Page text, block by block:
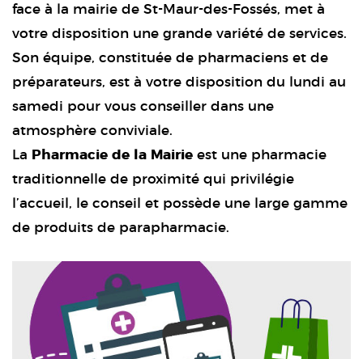
face à la mairie de St-Maur-des-Fossés, met à
votre disposition une grande variété de services.
Son équipe, constituée de pharmaciens et de
préparateurs, est à votre disposition du lundi au
samedi pour vous conseiller dans une
atmosphère conviviale.
La
Pharmacie de la Mairie est une pharmacie
traditionnelle de proximité qui privilégie
l’accueil, le conseil et possède une large gamme
de produits de parapharmacie.